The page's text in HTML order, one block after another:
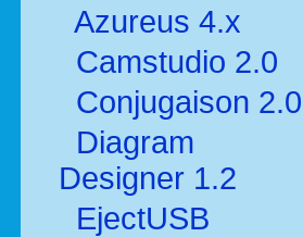
Azureus 4.x
Camstudio 2.0
Conjugaison 2.0
Diagram
Designer 1.2
EjectUSB